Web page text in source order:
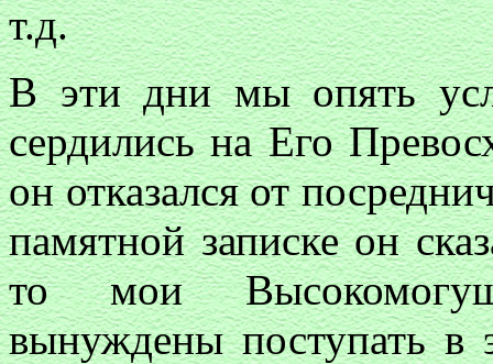
т.д.
В эти дни мы опять
сердились на Его
он отказался от
памятной записке он
то мои
вынуждены поступать